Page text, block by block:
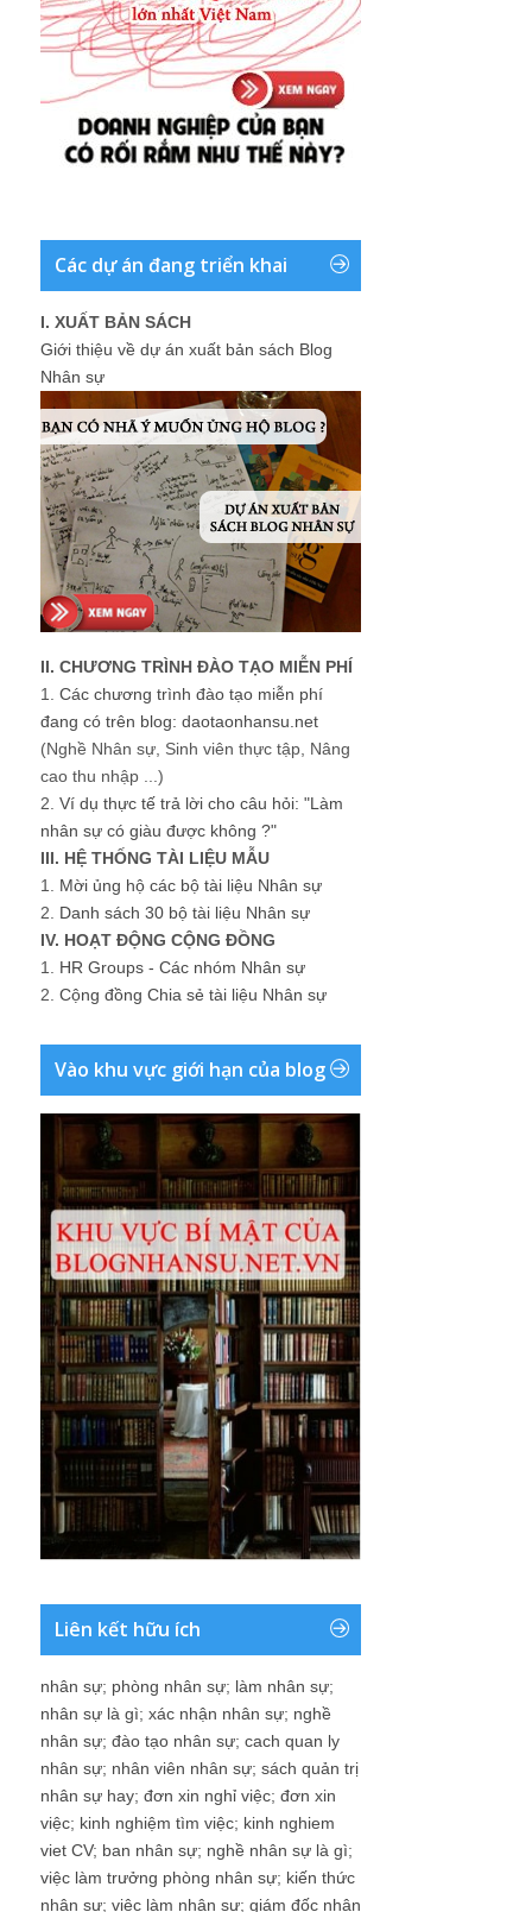
Các dự án đang triển khai
I. XUẤT BẢN SÁCH
Giới thiệu về dự án xuất bản sách Blog
Nhân sự
II. CHƯƠNG TRÌNH ĐÀO TẠO MIỄN PHÍ
1. Các chương trình đào tạo miễn phí
đang có trên blog: daotaonhansu.net
(Nghề Nhân sự, Sinh viên thực tập, Nâng
cao thu nhập ...)
2. Ví dụ thực tế trả lời cho câu hỏi: "Làm
nhân sự có giàu được không ?"
III. HỆ THỐNG TÀI LIỆU MẪU
1. Mời ủng hộ các bộ tài liệu Nhân sự
2. Danh sách 30 bộ tài liệu Nhân sự
IV. HOẠT ĐỘNG CỘNG ĐỒNG
1. HR Groups - Các nhóm Nhân sự
2. Cộng đồng Chia sẻ tài liệu Nhân sự
Vào khu vực giới hạn của blog
Liên kết hữu ích
nhân sự; phòng nhân sự; làm nhân sự;
nhân sự là gì; xác nhận nhân sự; nghề
nhân sự; đào tạo nhân sự; cach quan ly
nhân sự; nhân viên nhân sự; sách quản trị
nhân sự hay; đơn xin nghỉ việc; đơn xin
việc; kinh nghiệm tìm việc; kinh nghiem
viet CV; ban nhân sự; nghề nhân sự là gì;
việc làm trưởng phòng nhân sự; kiến thức
nhân sự; việc làm nhân sự; giám đốc nhân